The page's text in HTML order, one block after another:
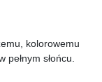
kolorowemu
słońcu.